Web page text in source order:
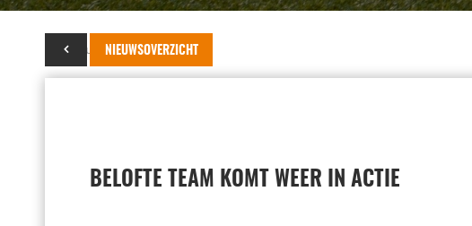
NIEUWSOVERZICHT
01 februari 2016
BELOFTE TEAM KOMT WEER IN ACTIE